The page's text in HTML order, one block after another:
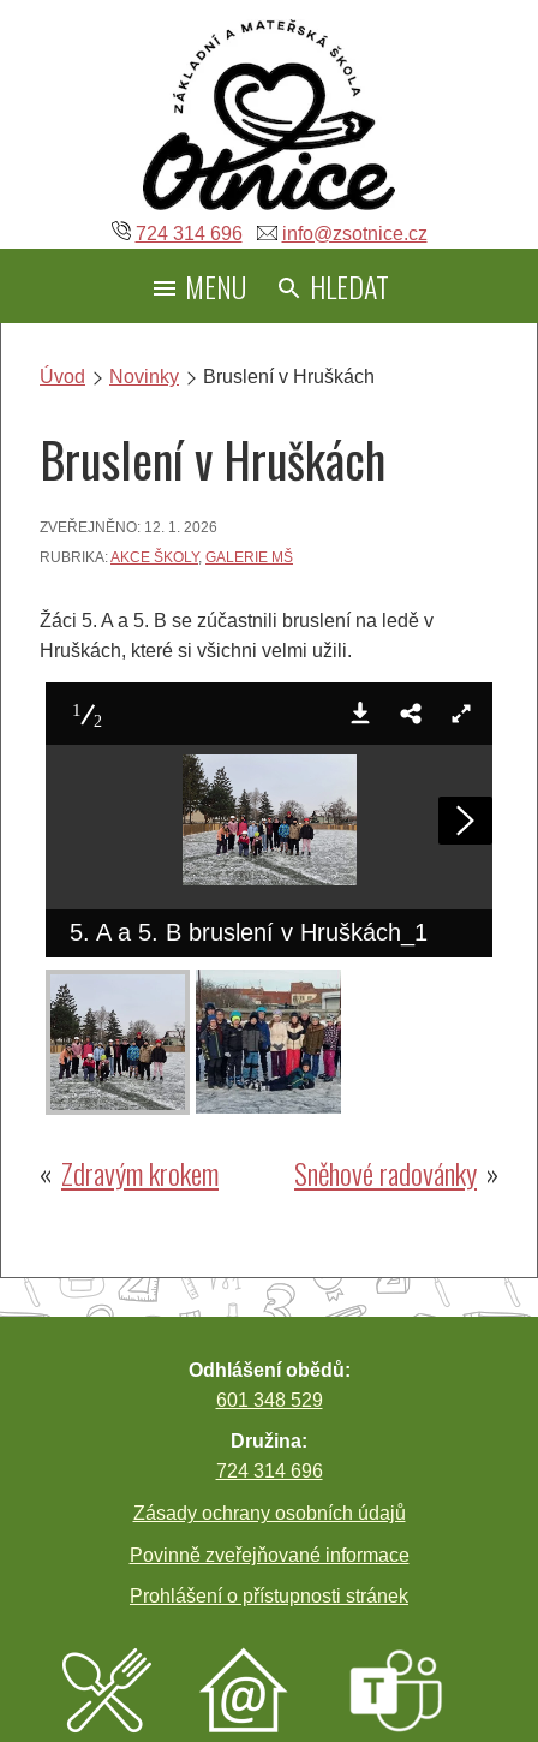
724 314 696 info@zsotnice.cz
MENU HLEDAT
Úvod Novinky Bruslení v Hruškách
Bruslení v Hruškách
ZVEŘEJNĚNO: 12. 1. 2026
RUBRIKA:AKCE ŠKOLY, GALERIE MŠ
Žáci 5. A a 5. B se zúčastnili bruslení na ledě v
Hruškách, které si všichni velmi užili.
1
2
5. A a 5. B bruslení v Hruškách_1
Navigace
příspěvek
Zdravým krokem Sněhové radovánky
Odhlášení obědů:
601 348 529
Družina:
724 314 696
Zásady ochrany osobních údajů
Povinně zveřejňované informace
Prohlášení o přístupnosti stránek